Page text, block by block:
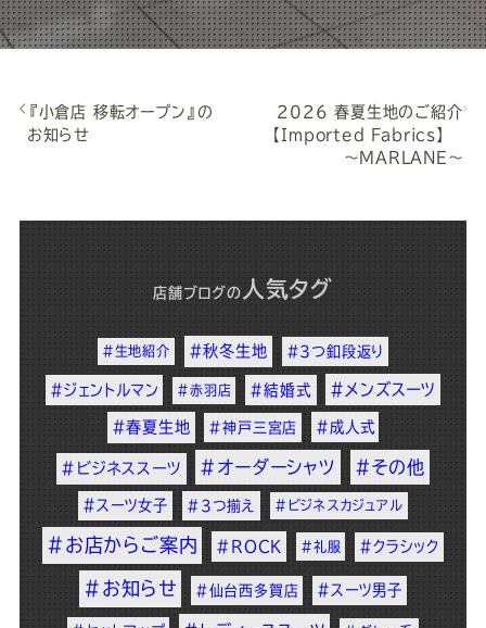
『小倉店 移転オープン』の
お知らせ
2026 春夏生地のご紹介
【Imported Fabrics】
～MARLANE～
店舗ブログの 人気タグ
#生地紹介 #秋冬生地 #3つ釦段返り
#ジェントルマン #赤羽店 #結婚式 #メンズスーツ
#春夏生地 #神戸三宮店 #成人式
#ビジネススーツ #オーダーシャツ #その他
#スーツ女子 #3つ揃え #ビジネスカジュアル
#お店からご案内 #ROCK #礼服 #クラシック
#お知らせ #仙台西多賀店 #スーツ男子